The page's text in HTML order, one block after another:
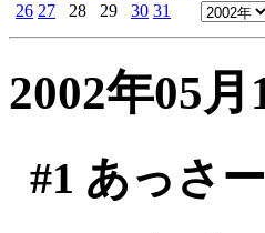
26 27 28 29 30 31
2002年05月
#1 あっさー